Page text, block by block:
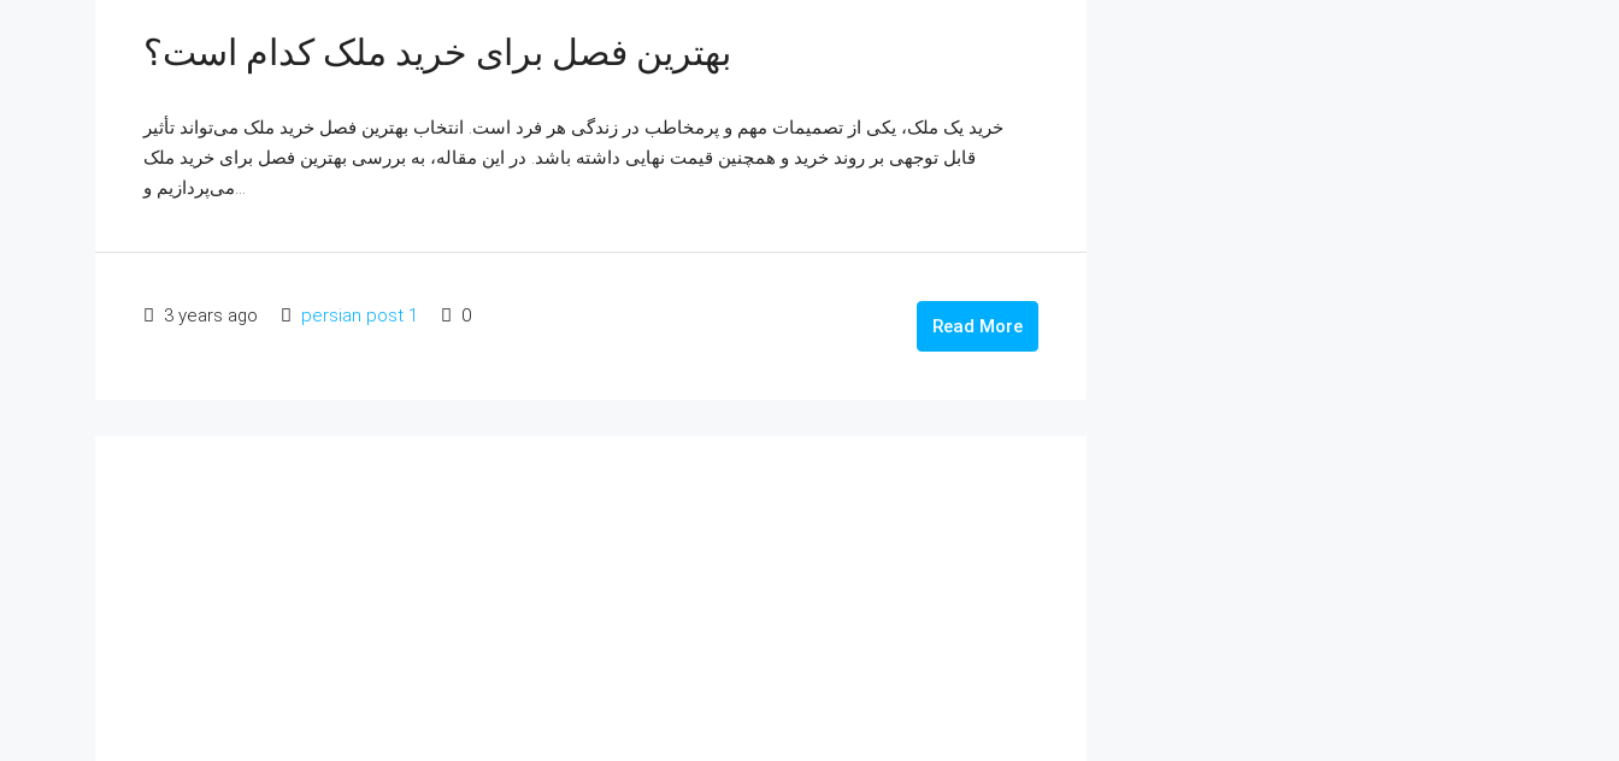
بهترین فصل برای خرید ملک کدام است؟
خرید یک ملک، یکی از تصمیمات مهم و پرمخاطب در زندگی هر فرد است. انتخاب بهترین فصل خرید ملک می‌تواند تأثیر
قابل توجهی بر روند خرید و همچنین قیمت نهایی داشته باشد. در این مقاله، به بررسی بهترین فصل برای خرید ملک
3 years ago persian post 1 0 Read More